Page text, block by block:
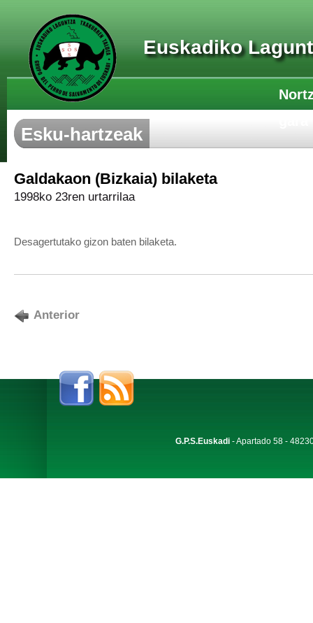
Euskadiko
Esku-hartzeak
Galdakaon (Bizkaia) bilaketa
1998ko 23ren urtarrilaa
Desagertutako gizon baten bilaketa.
Anterior
G.P.S.Euskadi- Apartado 58 -